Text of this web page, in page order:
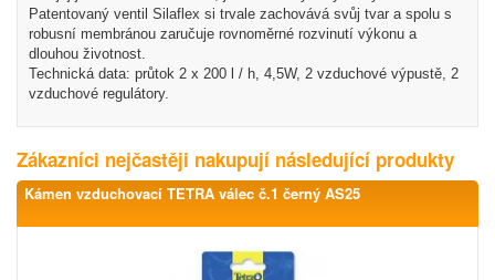
Patentovaný ventil Silaflex si trvale zachovává svůj tvar a spolu s
robusní membránou zaručuje rovnoměrné rozvinutí výkonu a
dlouhou životnost.
Technická data: průtok 2 x 200 l / h, 4,5W, 2 vzduchové výpustě, 2
vzduchové regulátory.
Zákazníci nejčastěji nakupují následující produkty
Kámen vzduchovací TETRA válec č.1 černý AS25